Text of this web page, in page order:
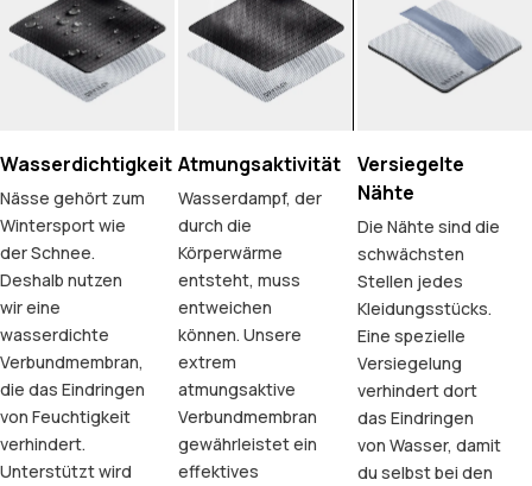
Wasserdichtigkeit
Nässe gehört zum
Wintersport wie
der Schnee.
Deshalb nutzen
wir eine
wasserdichte
Verbundmembran,
die das Eindringen
von Feuchtigkeit
verhindert.
Unterstützt wird
Atmungsaktivität
Wasserdampf, der
durch die
Körperwärme
entsteht, muss
entweichen
können. Unsere
extrem
atmungsaktive
Verbundmembran
gewährleistet ein
effektives
Versiegelte
Nähte
Die Nähte sind die
schwächsten
Stellen jedes
Kleidungsstücks.
Eine spezielle
Versiegelung
verhindert dort
das Eindringen
von Wasser, damit
du selbst bei den